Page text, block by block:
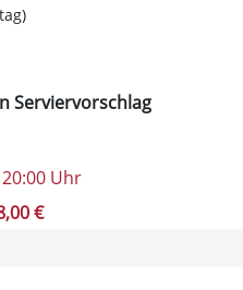
Serviervorschlag
20:00 Uhr
€